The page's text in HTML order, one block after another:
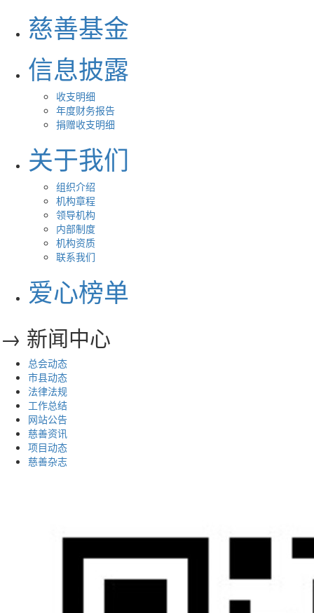
慈善基金
信息披露
收支明细
年度财务报告
捐赠收支明细
关于我们
组织介绍
机构章程
领导机构
内部制度
机构资质
联系我们
爱心榜单
→ 新闻中心
总会动态
市县动态
法律法规
工作总结
网站公告
慈善资讯
项目动态
慈善杂志